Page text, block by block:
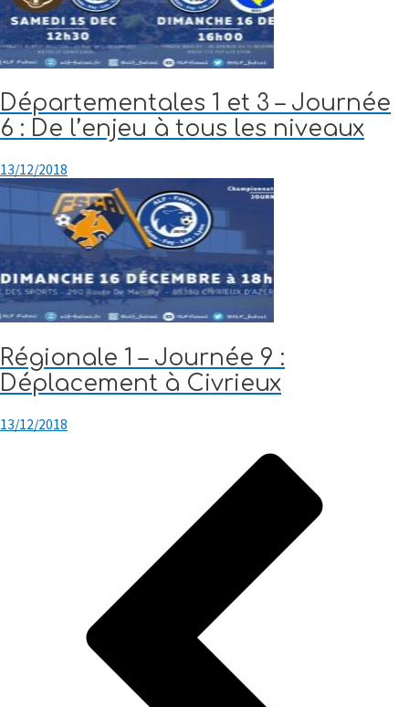
Départementales 1 et 3 – Journée
6 : De l’enjeu à tous les niveaux
13/12/2018
Régionale 1 – Journée 9 :
Déplacement à Civrieux
13/12/2018